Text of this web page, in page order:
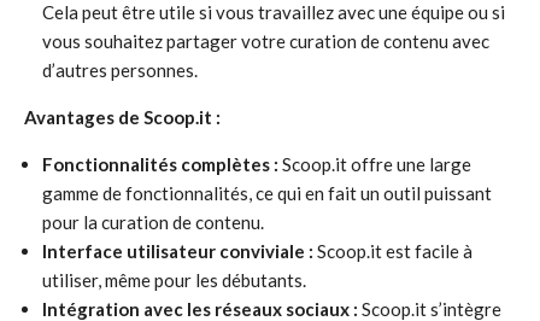
Cela peut être utile si vous travaillez avec une équipe ou si
vous souhaitez partager votre curation de contenu avec
d’autres personnes.
Avantages de Scoop.it :
Fonctionnalités complètes : Scoop.it offre une large
gamme de fonctionnalités, ce qui en fait un outil puissant
pour la curation de contenu.
Interface utilisateur conviviale : Scoop.it est facile à
utiliser, même pour les débutants.
Intégration avec les réseaux sociaux : Scoop.it s’intègre